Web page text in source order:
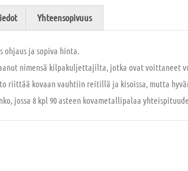
Yhteensopivuus
ohjaus ja sopiva hinta.
nimensä kilpakuljettajilta, jotka ovat voittaneet
riittää kovaan vauhtiin reitillä ja kisoissa, mutta
jossa 8 kpl 90 asteen kovametallipalaa